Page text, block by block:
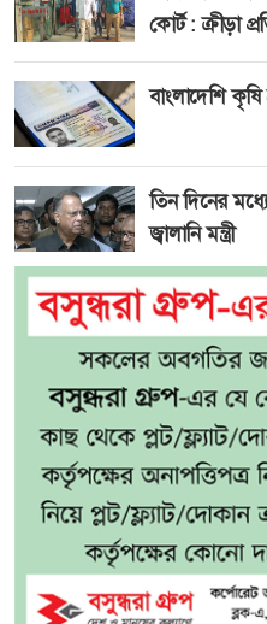
কোর্ট : ক্রীড়া
বাংলাদেশি
তিন দিনের
জ্বালানি মন্ত্রী